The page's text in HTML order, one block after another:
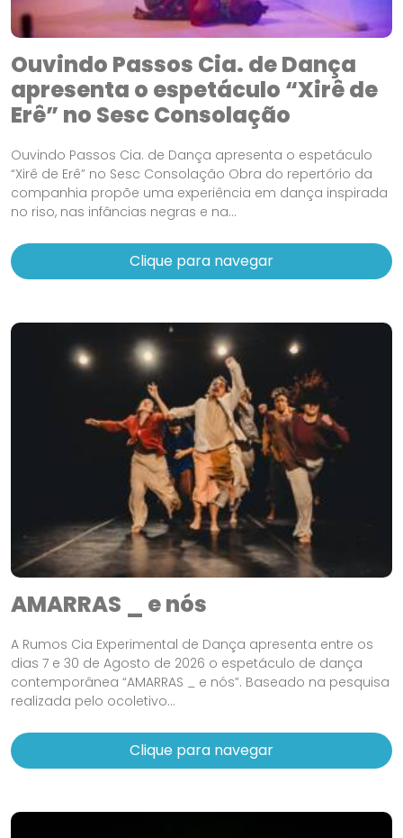
Ouvindo Passos Cia. de Dança
apresenta o espetáculo “Xirê de
Erê” no Sesc Consolação
Ouvindo Passos Cia. de Dança apresenta o espetáculo
“Xirê de Erê” no Sesc Consolação Obra do repertório da
companhia propõe uma experiência em dança inspirada
no riso, nas infâncias negras e na...
Clique para navegar
AMARRAS _ e nós
A Rumos Cia Experimental de Dança apresenta entre os
dias 7 e 30 de Agosto de 2026 o espetáculo de dança
contemporânea “AMARRAS _ e nós”. Baseado na pesquisa
realizada pelo ocoletivo...
Clique para navegar